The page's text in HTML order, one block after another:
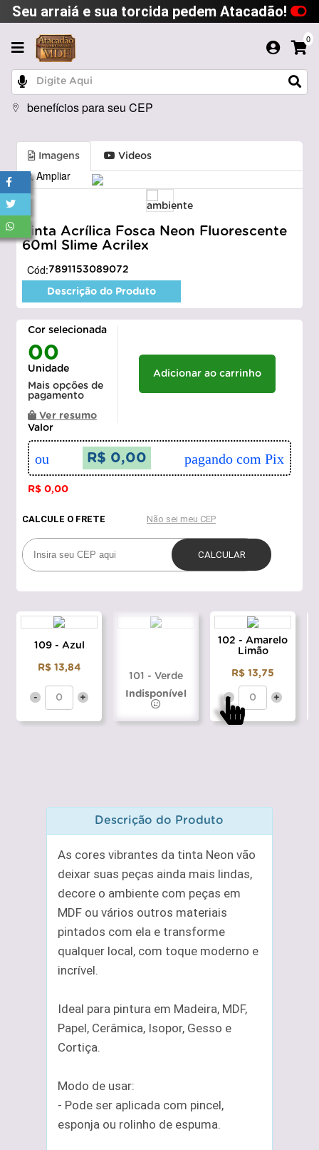
Seu arraiá e sua torcida pedem Atacadão!
0
benefícios para seu CEP
Imagens Videos
Ampliar
Tinta Acrílica Fosca Neon Fluorescente
60ml Slime Acrilex
Cód:7891153089072
Descrição do Produto
Cor selecionada
00
Unidade
Mais opções de
pagamento
Ver resumo
Adicionar ao carrinho
Valor
ou R$ 0,00 pagando com Pix
R$ 0,00
109 - Azul
R$ 13,84
- +
101 - Verde
Indisponível
102 - Amarelo
Limão
R$ 13,75
- +
Descrição do Produto
As cores vibrantes da tinta Neon vão
deixar suas peças ainda mais lindas,
decore o ambiente com peças em
MDF ou vários outros materiais
pintados com ela e transforme
qualquer local, com toque moderno e
incrível.
Ideal para pintura em Madeira, MDF,
Papel, Cerâmica, Isopor, Gesso e
Cortiça.
Modo de usar:
- Pode ser aplicada com pincel,
esponja ou rolinho de espuma.